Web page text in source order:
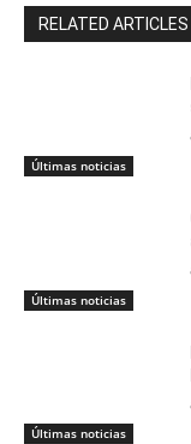
RELATED ARTICLES
Últimas noticias
Últimas noticias
Últimas noticias